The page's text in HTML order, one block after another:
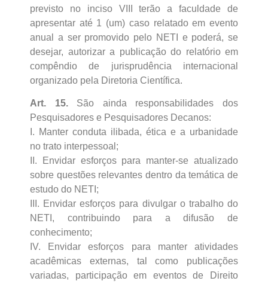
previsto no inciso VIII terão a faculdade de
apresentar até 1 (um) caso relatado em evento
anual a ser promovido pelo NETI e poderá, se
desejar, autorizar a publicação do relatório em
compêndio de jurisprudência internacional
organizado pela Diretoria Científica.
Art. 15.São ainda responsabilidades dos
Pesquisadores e Pesquisadores Decanos:
I. Manter conduta ilibada, ética e a urbanidade
no trato interpessoal;
II. Envidar esforços para manter-se atualizado
sobre questões relevantes dentro da temática de
estudo do NETI;
III. Envidar esforços para divulgar o trabalho do
NETI, contribuindo para a difusão de
conhecimento;
IV. Envidar esforços para manter atividades
acadêmicas externas, tal como publicações
variadas, participação em eventos de Direito